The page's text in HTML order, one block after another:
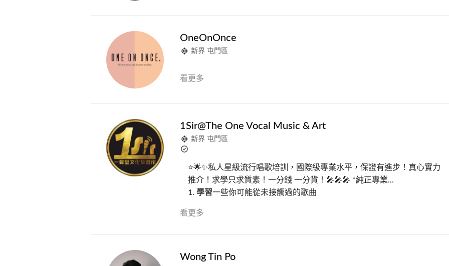
OneOnOnce
新界 屯門區
看更多
1Sir@The One Vocal Music & Art
新界 屯門區
⭐🌟✨私人星級流行唱歌培訓，國際級專業水平，保證有進步！真心實力
推介！求學只求質素！一分錢 一分貨！🎤🎤🎤 *純正專業...
1. 學習一些你可能從未接觸過的歌曲
看更多
Wong Tin Po